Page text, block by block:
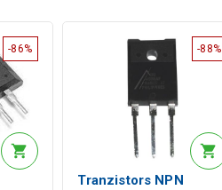
-86% -88%
Tranzistors NPN